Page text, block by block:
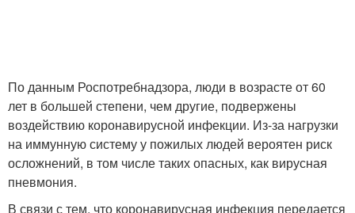
По данным Роспотребнадзора, люди в возрасте от 60
лет в большей степени, чем другие, подвержены
воздействию коронавирусной инфекции. Из-за нагрузки
на иммунную систему у пожилых людей вероятен риск
осложнений, в том числе таких опасных, как вирусная
пневмония.
В связи с тем, что коронавирусная инфекция передается